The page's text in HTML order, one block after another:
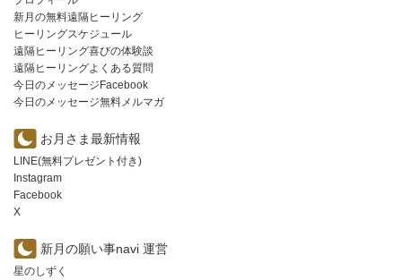
新月の無料遠隔ヒーリング
ヒーリングスケジュール
遠隔ヒーリング喜びの体験談
遠隔ヒーリングよくある質問
今日のメッセージFacebook
今日のメッセージ無料メルマガ
お月さま最新情報
LINE(無料プレゼント付き)
Instagram
Facebook
X
新月の願い事navi 運営
星のしずく